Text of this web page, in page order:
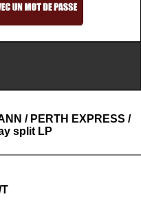
/ PERTH EXPRESS /
split LP